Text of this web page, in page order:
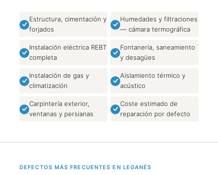
Estructura, cimentación y
forjados
Humedades y filtraciones
— cámara termográfica
Instalación eléctrica REBT
completa
Fontanería, saneamiento
y desagües
Instalación de gas y
climatización
Aislamiento térmico y
acústico
Carpintería exterior,
ventanas y persianas
Coste estimado de
reparación por defecto
DEFECTOS MÁS FRECUENTES EN LEGANÉS